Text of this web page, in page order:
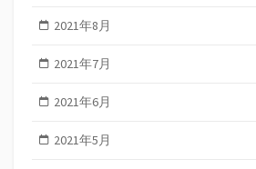
2021年8月
2021年7月
2021年6月
2021年5月